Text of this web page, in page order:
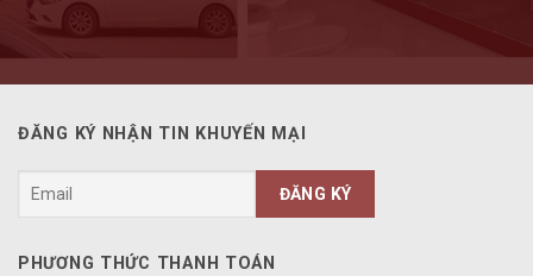
ĐĂNG KÝ NHẬN TIN KHUYẾN MẠI
PHƯƠNG THỨC THANH TOÁN